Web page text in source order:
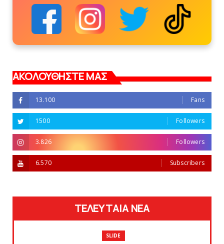
ΑΚΟΛΟΥΘΗΣΤΕ ΜΑΣ
13.100 Fans
1500 Followers
3.826 Followers
6.570 Subscribers
ΤΕΛΕΥΤΑΙΑ ΝΕΑ
SLIDE